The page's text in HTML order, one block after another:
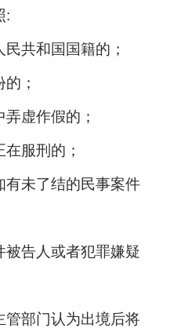
:
共和国国籍的；
；
虚作假的；
服刑的；
未了结的民事案件
告人或者犯罪嫌疑
部门认为出境后将